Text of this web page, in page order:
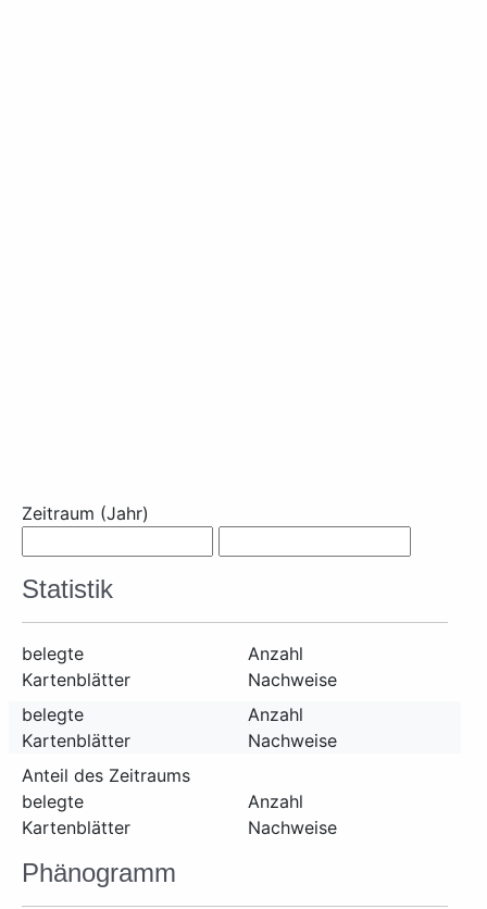
Zeitraum (Jahr)
Statistik
belegte
Kartenblätter
Anzahl
Nachweise
belegte
Kartenblätter
Anzahl
Nachweise
Anteil des Zeitraums
belegte
Kartenblätter
Anzahl
Nachweise
Phänogramm